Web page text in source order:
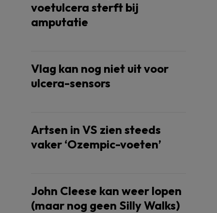
voetulcera sterft bij
amputatie
Vlag kan nog niet uit voor
ulcera-sensors
Artsen in VS zien steeds
vaker ‘Ozempic-voeten’
John Cleese kan weer lopen
(maar nog geen Silly Walks)